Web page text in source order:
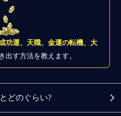
功運、天職、金運の転機、大
出す方法を教えます。
どのぐらい?